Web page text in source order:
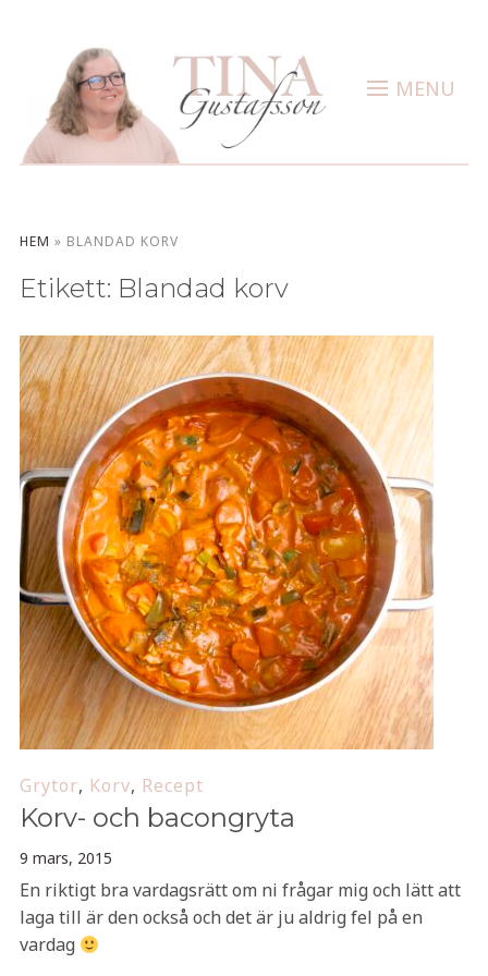
MENU
HEM » BLANDAD KORV
Etikett: Blandad korv
Grytor, Korv, Recept
Korv- och bacongryta
9 mars, 2015
En riktigt bra vardagsrätt om ni frågar mig och lätt att
laga till är den också och det är ju aldrig fel på en
vardag